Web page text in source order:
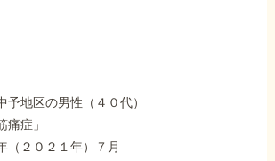
例
地区の男性（４０代）
症」
２０２１年）７月